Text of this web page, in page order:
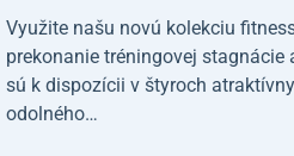
Využite našu novú kolekciu
prekonanie tréningovej stagnácie
sú k dispozícii v štyroch
odolného…